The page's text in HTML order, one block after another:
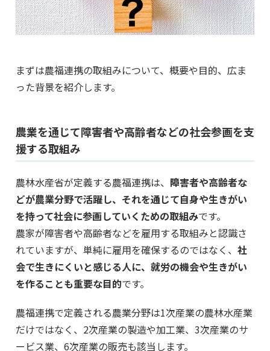
まずは農福連携の取組みについて、概要や目的、広ま
った背景を紹介します。
農業を通じて障害者や高齢者などの社会参画を支
援する取組み
農林水産省が定義する農福連携は、 障害者や高齢者な
どが農業分野で活躍し、それを通じて自身や生きがい
を持って社会に参画していくための取組みです。
農家が障害者や高齢者などを雇用する取組みと認識さ
れていますが、単純に雇用を確保するのではなく、 社
会で生きにくいと感じる人に、就労の機会や生きがい
を作ることも重要な目的です。
農福連携で定義される農業分野は1次産業の農林水産業
だけではなく、2次産業の製造や加工業、3次産業のサ
ービス業、6次産業の販売も該当します。